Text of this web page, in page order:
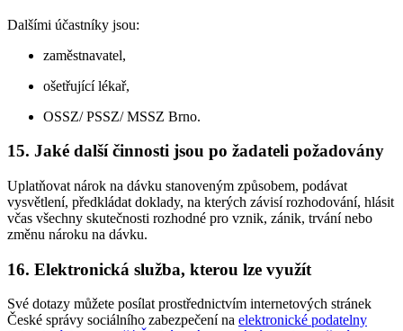
Dalšími účastníky jsou:
zaměstnavatel,
ošetřující lékař,
OSSZ/ PSSZ/ MSSZ Brno.
15. Jaké další činnosti jsou po žadateli požadovány
Uplatňovat nárok na dávku stanoveným způsobem, podávat
vysvětlení, předkládat doklady, na kterých závisí rozhodování, hlásit
včas všechny skutečnosti rozhodné pro vznik, zánik, trvání nebo
změnu nároku na dávku.
16. Elektronická služba, kterou lze využít
Své dotazy můžete posílat prostřednictvím internetových stránek
České správy sociálního zabezpečení na elektronické podatelny